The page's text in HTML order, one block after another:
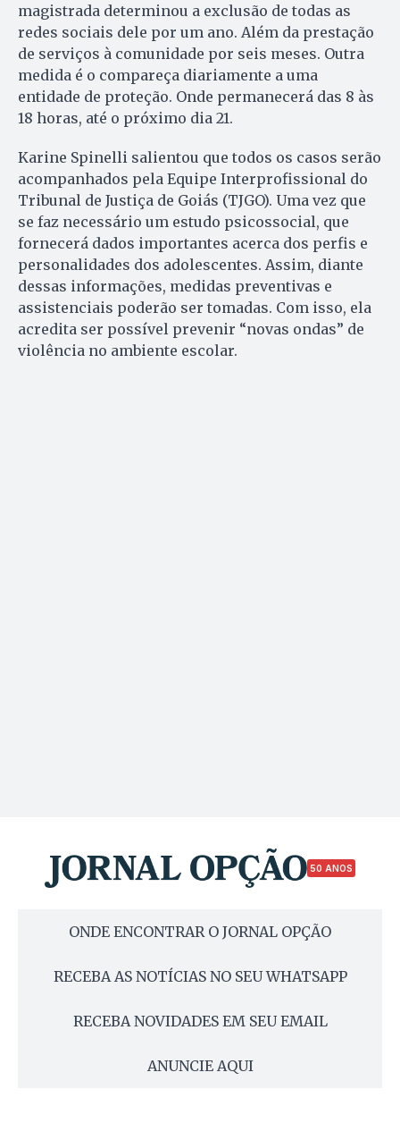
magistrada determinou a exclusão de todas as
redes sociais dele por um ano. Além da prestação
de serviços à comunidade por seis meses. Outra
medida é o compareça diariamente a uma
entidade de proteção. Onde permanecerá das 8 às
18 horas, até o próximo dia 21.
Karine Spinelli salientou que todos os casos serão
acompanhados pela Equipe Interprofissional do
Tribunal de Justiça de Goiás (TJGO). Uma vez que
se faz necessário um estudo psicossocial, que
fornecerá dados importantes acerca dos perfis e
personalidades dos adolescentes. Assim, diante
dessas informações, medidas preventivas e
assistenciais poderão ser tomadas. Com isso, ela
acredita ser possível prevenir “novas ondas” de
violência no ambiente escolar.
50 ANOS
ONDE ENCONTRAR O JORNAL OPÇÃO
RECEBA AS NOTÍCIAS NO SEU WHATSAPP
RECEBA NOVIDADES EM SEU EMAIL
ANUNCIE AQUI